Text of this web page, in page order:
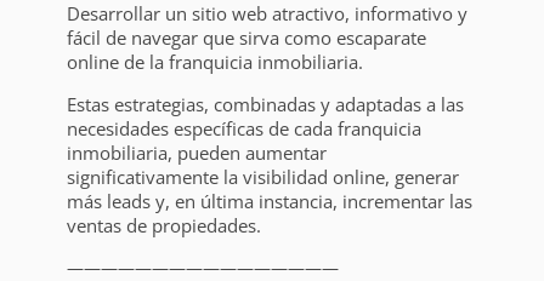
Desarrollar un sitio web atractivo, informativo y
fácil de navegar que sirva como escaparate
online de la franquicia inmobiliaria.
Estas estrategias, combinadas y adaptadas a las
necesidades específicas de cada franquicia
inmobiliaria, pueden aumentar
significativamente la visibilidad online, generar
más leads y, en última instancia, incrementar las
ventas de propiedades.
————————————————